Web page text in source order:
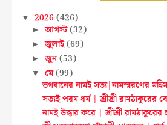
▼ 2026(426)
►আগস্ট(32)
►জুলাই(69)
►জুন(53)
▼ মে(99)
ভগবানের নামই সত্য|নামস্মরণের
সত্যই পরম ধর্ম | শ্রীশ্রী রামঠাকুরের
নামই উদ্ধার করে | শ্রীশ্রী